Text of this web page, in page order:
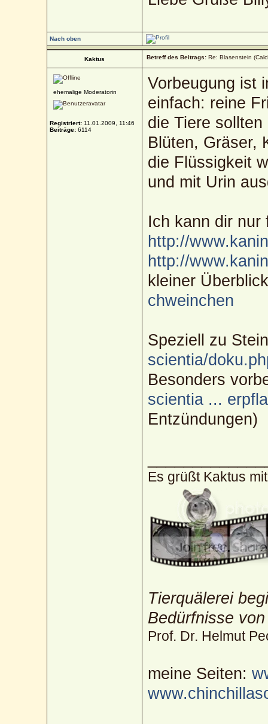
Nach oben
Kaktus Betreff des Beitrags: Re: Blasenstein
ehemalige Moderatorin
Registriert: 11.01.2009, 11:46
Beiträge: 6114
Vorbeugung ist
einfach: reine
die Tiere
Blüten, Gräser,
die Flüssigkeit
und mit Urin
Ich kann dir nur
http://
http://
kleiner
chweinchen
Speziell zu
scientia/
Besonders
scientia ...
Entzündungen)
Es grüßt Kaktus
Tierquälerei
Bedürfnisse
Prof. Dr. Helmut
meine Seiten: